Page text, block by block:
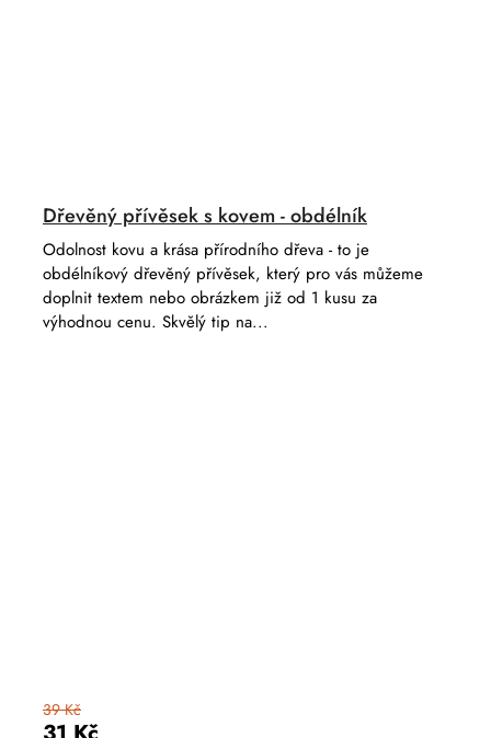
Dřevěný přívěsek s kovem - obdélník
39 Kč
Odolnost kovu a krása přírodního dřeva - to je
obdélníkový dřevěný přívěsek, který pro vás můžeme
doplnit textem nebo obrázkem již od 1 kusu za
výhodnou cenu. Skvělý tip na...